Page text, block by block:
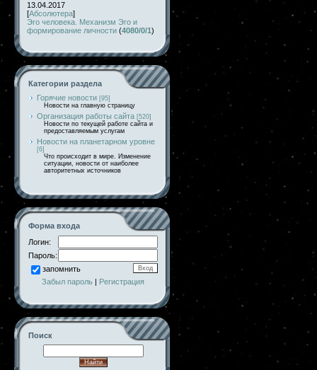
13.04.2017
[Абсолютера]
Эго человека. Механизм Эго и
формирование личности (4080/0/1)
Категории раздела
Горячие новости [95]
Новости на главную страницу
Организация работы сайта [520]
Новости по текущей работе сайта и
предоставляемым услугам
Новости на планетарном уровне
[6]
Что происходит в мире. Изменение
ситуации, новости от наиболее
авторитетных источников
Форма входа
Логин:
Пароль:
запомнить
Забыл пароль | Регистрация
Поиск